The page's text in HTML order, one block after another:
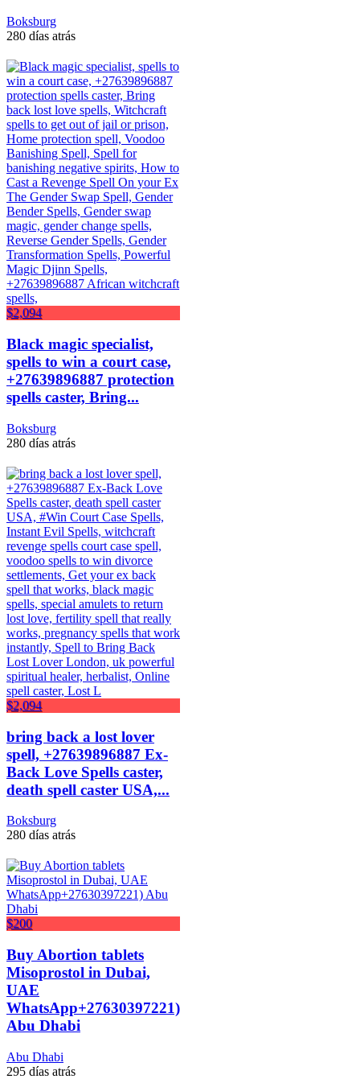
Boksburg
280 días atrás
$2,094
Black magic specialist,
spells to win a court case,
+27639896887 protection
spells caster, Bring...
Boksburg
280 días atrás
$2,094
bring back a lost lover
spell, +27639896887 Ex-
Back Love Spells caster,
death spell caster USA,...
Boksburg
280 días atrás
$200
Buy Abortion tablets
Misoprostol in Dubai,
UAE
WhatsApp+27630397221)
Abu Dhabi
Abu Dhabi
295 días atrás